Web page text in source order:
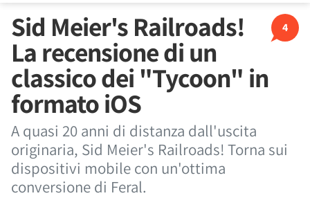
4
Sid Meier's Railroads!
La recensione di un
classico dei "Tycoon" in
formato iOS
A quasi 20 anni di distanza dall'uscita
originaria, Sid Meier's Railroads! Torna sui
dispositivi mobile con un'ottima
conversione di Feral.